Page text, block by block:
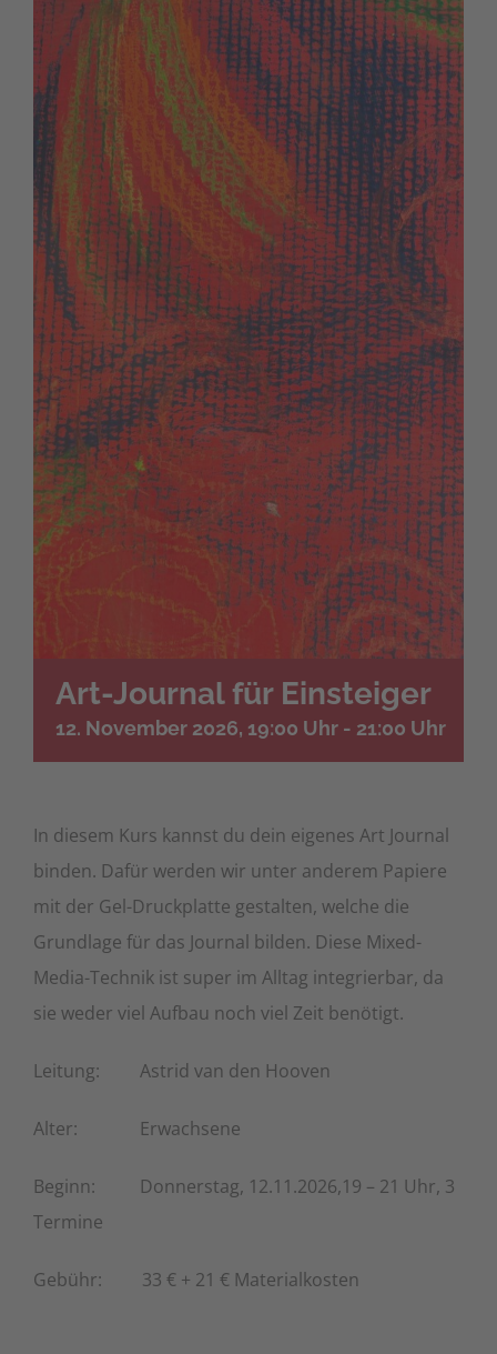
Art-Journal für Einsteiger
12. November 2026, 19:00 Uhr - 21:00 Uhr
In diesem Kurs kannst du dein eigenes Art Journal
binden. Dafür werden wir unter anderem Papiere
mit der Gel-Druckplatte gestalten, welche die
Grundlage für das Journal bilden. Diese Mixed-
Media-Technik ist super im Alltag integrierbar, da
sie weder viel Aufbau noch viel Zeit benötigt.
Leitung: Astrid van den Hooven
Alter: Erwachsene
Beginn: Donnerstag, 12.11.2026,19 – 21 Uhr, 3
Termine
Gebühr: 33 € + 21 € Materialkosten